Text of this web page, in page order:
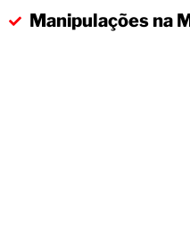
Manipulações na